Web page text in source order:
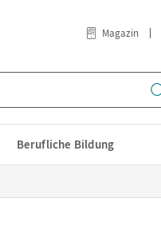
Magazin
Berufliche Bildung